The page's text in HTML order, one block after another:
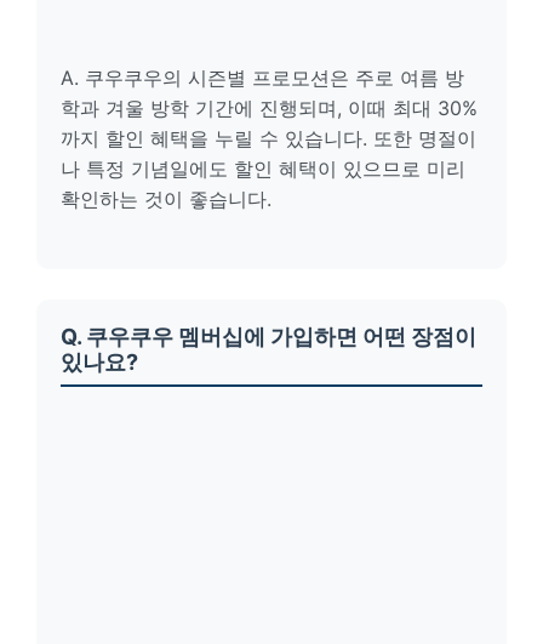
A. 쿠우쿠우의 시즌별 프로모션은 주로 여름 방
학과 겨울 방학 기간에 진행되며, 이때 최대 30%
까지 할인 혜택을 누릴 수 있습니다. 또한 명절이
나 특정 기념일에도 할인 혜택이 있으므로 미리
확인하는 것이 좋습니다.
Q. 쿠우쿠우 멤버십에 가입하면 어떤 장점이
있나요?